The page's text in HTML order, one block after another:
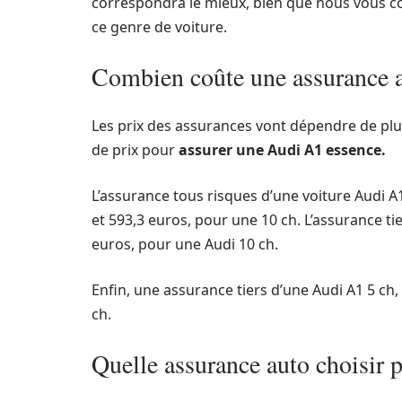
ce genre de voiture.
Combien coûte une
Les prix des assurances vont dépendre de
de prix pourassurer une Audi A1 essence.
L’assurance tous risques d’une voiture Audi
et 593,3 euros, pour une 10 ch. L’assurance
euros, pour une Audi 10 ch.
Enfin, une assurance tiers d’une Audi A1 5
ch.
Quelle assurance auto choisir